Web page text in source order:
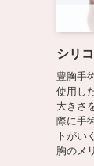
シリ
豊胸手
使用し
大きさ
際に手
トがい
胸のメ